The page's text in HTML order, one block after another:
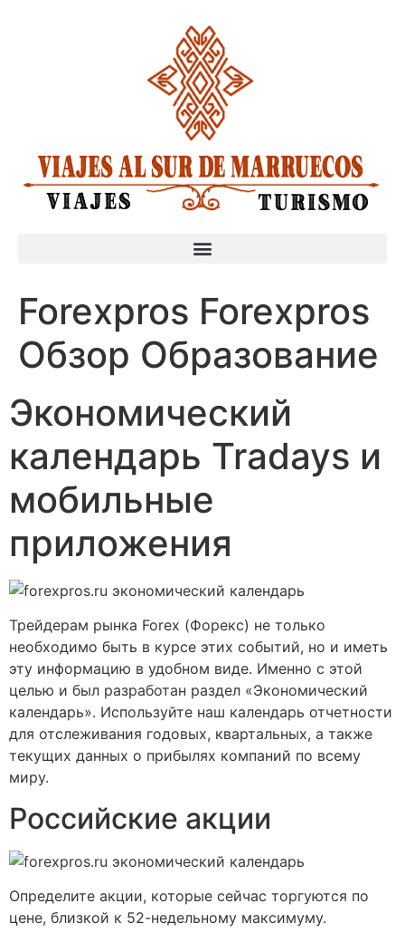
Forexpros Forexpros
Обзор Образование
Экономический
календарь Tradays и
мобильные
приложения
Трейдерам рынка Forex (Форекс) не только
необходимо быть в курсе этих событий, но и иметь
эту информацию в удобном виде. Именно с этой
целью и был разработан раздел «Экономический
календарь». Используйте наш календарь отчетности
для отслеживания годовых, квартальных, а также
текущих данных о прибылях компаний по всему
миру.
Российские акции
Определите акции, которые сейчас торгуются по
цене, близкой к 52-недельному максимуму.